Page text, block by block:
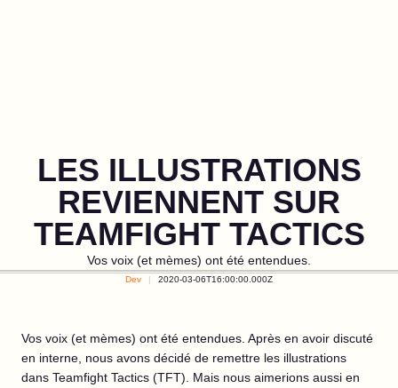
LES ILLUSTRATIONS
REVIENNENT SUR
TEAMFIGHT TACTICS
Vos voix (et mèmes) ont été entendues.
Dev 2020-03-06T16:00:00.000Z
Vos voix (et mèmes) ont été entendues. Après en avoir discuté
en interne, nous avons décidé de remettre les illustrations
dans Teamfight Tactics (TFT). Mais nous aimerions aussi en